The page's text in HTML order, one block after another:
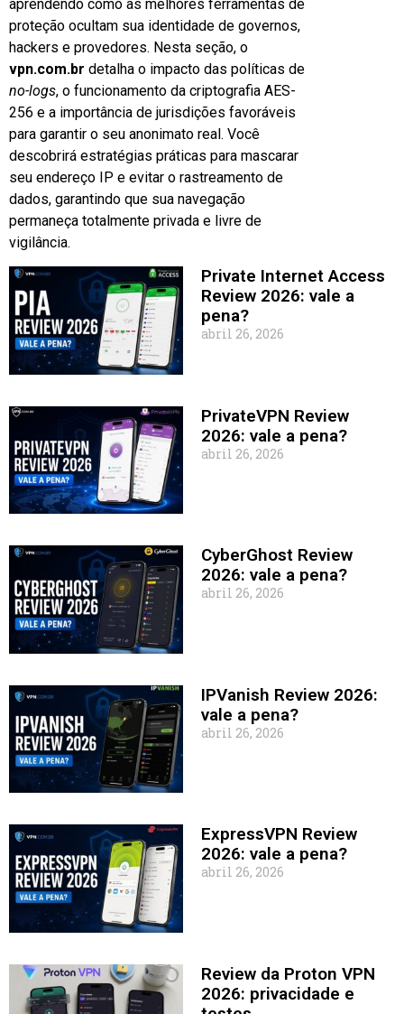
aprendendo como as melhores ferramentas de
proteção ocultam sua identidade de governos,
hackers e provedores. Nesta seção, o
vpn.com.br detalha o impacto das políticas de
no-logs, o funcionamento da criptografia AES-
256 e a importância de jurisdições favoráveis
para garantir o seu anonimato real. Você
descobrirá estratégias práticas para mascarar
seu endereço IP e evitar o rastreamento de
dados, garantindo que sua navegação
permaneça totalmente privada e livre de
vigilância.
Private Internet Access
Review 2026: vale a
pena?
abril 26, 2026
PrivateVPN Review
2026: vale a pena?
abril 26, 2026
CyberGhost Review
2026: vale a pena?
abril 26, 2026
IPVanish Review 2026:
vale a pena?
abril 26, 2026
ExpressVPN Review
2026: vale a pena?
abril 26, 2026
Review da Proton VPN
2026: privacidade e